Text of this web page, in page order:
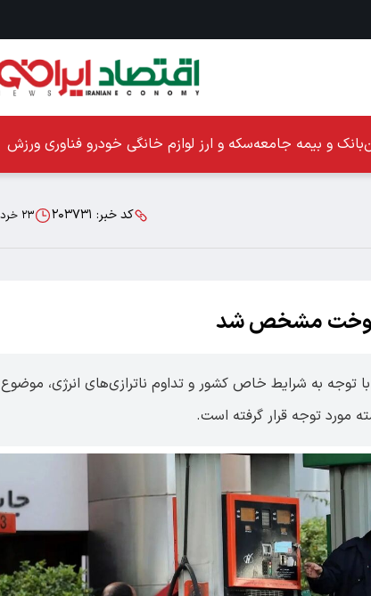
بانک و بیمه جامعهسکه و ارز لوازم خانگی خودرو فناوری ورزش
کد خبر: ۲۰۳۷۳۱ ۲۳ خرداد ۱۴۰۵ ۰۸:۳۲
سوخت مشخص شد
با توجه به شرایط خاص کشور و تداوم ناترازی‌های انرژی، موضوع
توجه قرار گرفته است.